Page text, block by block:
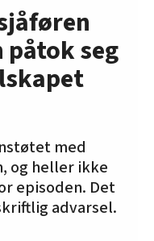
seg
med
og heller ikke
episoden. Det
advarsel.